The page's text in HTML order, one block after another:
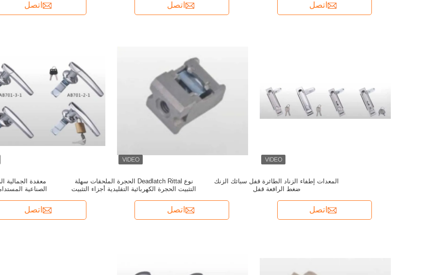
اتصل اتصل اتصل
معقدة
الصناعية
اتصل
نوع Deadlatch Rittal الحجرة الملحقات سهلة
التثبيت الحجرة الكهربائية التقليدية أجزاء التثبيت
اتصل
المعدات إطفاء الزناد الطائرة قفل سبائك الزنك
ضغط الرافعة قفل
اتصل